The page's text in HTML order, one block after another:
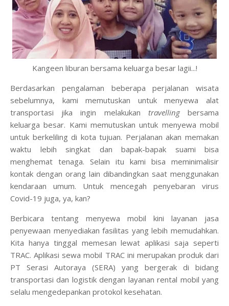
Kangeen liburan bersama keluarga besar lagii...!
Berdasarkan pengalaman beberapa perjalanan wisata
sebelumnya, kami memutuskan untuk menyewa alat
transportasi jika ingin melakukan travellingbersama
keluarga besar. Kami memutuskan untuk menyewa mobil
untuk berkeliling di kota tujuan. Perjalanan akan memakan
waktu lebih singkat dan bapak-bapak suami bisa
menghemat tenaga. Selain itu kami bisa meminimalisir
kontak dengan orang lain dibandingkan saat menggunakan
kendaraan umum. Untuk mencegah penyebaran virus
Covid-19 juga, ya, kan?
Berbicara tentang menyewa mobil kini layanan jasa
penyewaan menyediakan fasilitas yang lebih memudahkan.
Kita hanya tinggal memesan lewat aplikasi saja seperti
TRAC. Aplikasi sewa mobil TRAC ini merupakan produk dari
PT Serasi Autoraya (SERA) yang bergerak di bidang
transportasi dan logistik dengan layanan rental mobil yang
selalu mengedepankan protokol kesehatan.